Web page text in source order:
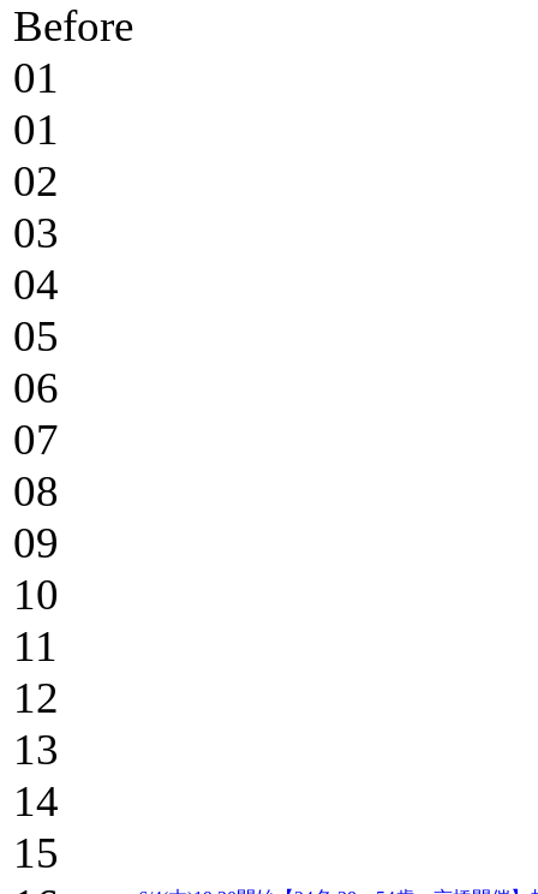
Before
01
01
02
03
04
05
06
07
08
09
10
11
12
13
14
15